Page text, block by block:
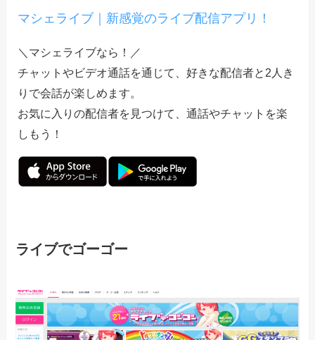
マシェライブ｜新感覚のライブ配信アプリ！
＼マシェライブなら！／
チャットやビデオ通話を通じて、好きな配信者と2人き
りで会話が楽しめます。
お気に入りの配信者を見つけて、通話やチャットを楽
しもう！
ライブでゴーゴー